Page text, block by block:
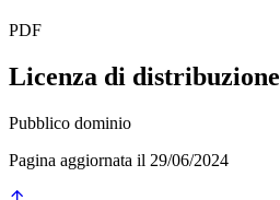
PDF
Licenza di distribuzione
Pubblico dominio
Pagina aggiornata il 29/06/2024